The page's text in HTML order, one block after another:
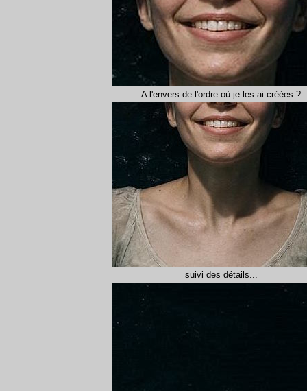
A l'envers de l'ordre où je les ai créées ?
suivi des détails...